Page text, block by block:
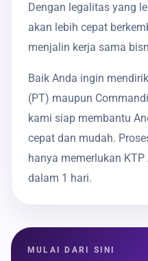
Dengan legalitas yang
akan lebih cepat
menjalin kerja sama
Baik Anda ingin
(PT) maupun
kami siap membantu
cepat dan mudah.
hanya memerlukan
dalam 1 hari.
MULAI DARI SINI